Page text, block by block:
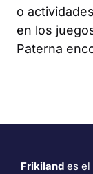
o
en los
Paterna
Frikiland es